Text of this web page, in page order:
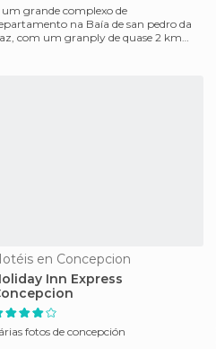
um grande complexo de
na Baía de san pedro da
com um granply de quase 2 km
en Concepcion
Inn Express
fotos de concepción